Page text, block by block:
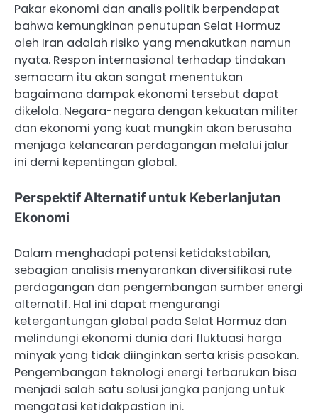
Pakar ekonomi dan analis politik berpendapat
bahwa kemungkinan penutupan Selat Hormuz
oleh Iran adalah risiko yang menakutkan namun
nyata. Respon internasional terhadap tindakan
semacam itu akan sangat menentukan
bagaimana dampak ekonomi tersebut dapat
dikelola. Negara-negara dengan kekuatan militer
dan ekonomi yang kuat mungkin akan berusaha
menjaga kelancaran perdagangan melalui jalur
ini demi kepentingan global.
Perspektif Alternatif untuk Keberlanjutan
Ekonomi
Dalam menghadapi potensi ketidakstabilan,
sebagian analisis menyarankan diversifikasi rute
perdagangan dan pengembangan sumber energi
alternatif. Hal ini dapat mengurangi
ketergantungan global pada Selat Hormuz dan
melindungi ekonomi dunia dari fluktuasi harga
minyak yang tidak diinginkan serta krisis pasokan.
Pengembangan teknologi energi terbarukan bisa
menjadi salah satu solusi jangka panjang untuk
mengatasi ketidakpastian ini.